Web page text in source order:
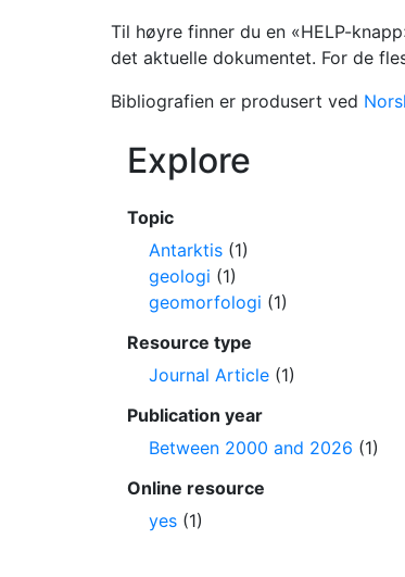
Til høyre finner du en «HELP-
det aktuelle dokumentet. For de
Bibliografien er produsert ved
Explore
Topic
Antarktis (1)
geologi (1)
geomorfologi (1)
Resource type
Journal Article (1)
Publication year
Between 2000 and 2026 (1)
Online resource
yes (1)